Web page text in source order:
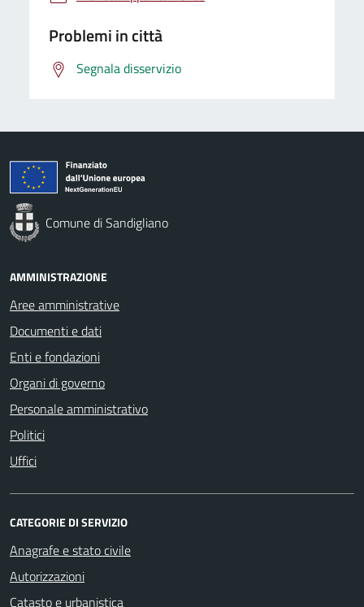
Problemi in città
Segnala disservizio
Comune di Sandigliano
AMMINISTRAZIONE
Aree amministrative
Documenti e dati
Enti e fondazioni
Organi di governo
Personale amministrativo
Politici
Uffici
CATEGORIE DI SERVIZIO
Anagrafe e stato civile
Autorizzazioni
Catasto e urbanistica